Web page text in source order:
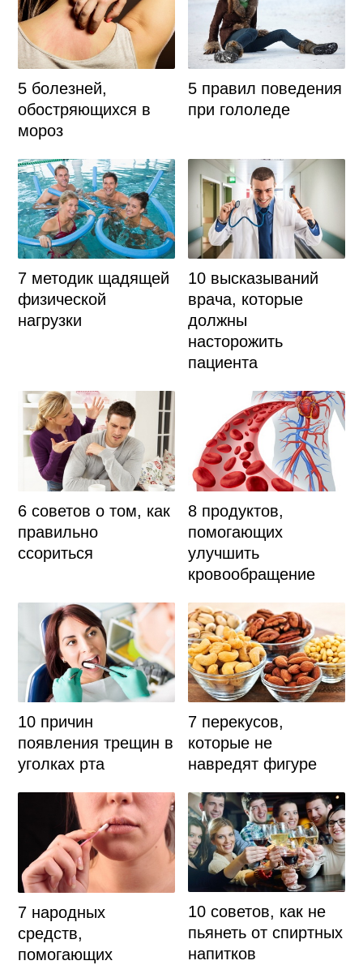
5 болезней,
обостряющихся в
мороз
5 правил поведения
при гололеде
7 методик щадящей
физической
нагрузки
10 высказываний
врача, которые
должны
насторожить
пациента
6 советов о том, как
правильно
ссориться
8 продуктов,
помогающих
улучшить
кровообращение
10 причин
появления трещин в
уголках рта
7 перекусов,
которые не
навредят фигуре
7 народных
средств,
помогающих
10 советов, как не
пьянеть от спиртных
напитков